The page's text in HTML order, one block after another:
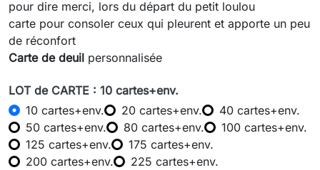
pour dire merci, lors du départ du petit loulou
carte pour consoler ceux qui pleurent et apporte un peu
de réconfort
Carte de deuil personnalisée
LOT de CARTE : 10 cartes+env.
10 cartes+env.
20 cartes+env.
40 cartes+env.
50 cartes+env.
80 cartes+env.
100 cartes+env.
125 cartes+env.
175 cartes+env.
200 cartes+env.
225 cartes+env.